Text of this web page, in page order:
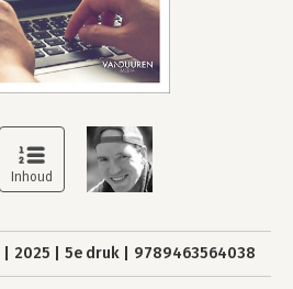
2025 5e druk 9789463564038